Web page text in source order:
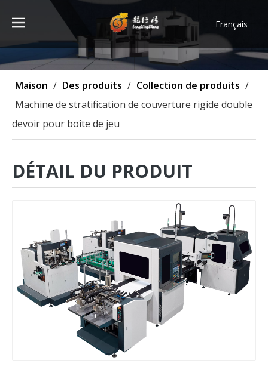
Français
Türk dili
ไทย
Deutsch
Maison / Des produits / Collection de produits /
Machine de stratification de couverture rigide double
devoir pour boîte de jeu
DÉTAIL DU PRODUIT